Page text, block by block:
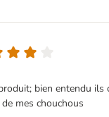
bien entendu
mes chouchous